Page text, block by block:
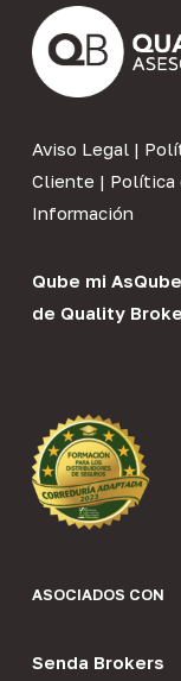
Aviso Legal|
Cliente | Política
Información
Qube mi As
de Quality
ASOCIADOS CON
Senda Brokers